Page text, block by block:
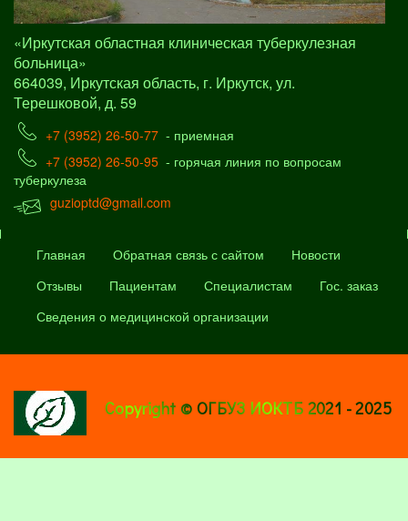
«Иркутская областная клиническая туберкулезная
больница»
664039, Иркутская область, г. Иркутск, ул.
Терешковой, д. 59
+7 (3952) 26-50-77 - приемная
+7 (3952) 26-50-95 - горячая линия по вопросам
туберкулеза
guzioptd@gmail.com
Главная Обратная связь с сайтом
Новости
Отзывы
Пациентам Специалистам
Гос. заказ
Сведения о медицинской организации
Copyright © ОГБУЗ ИОКТБ 2021 - 2025